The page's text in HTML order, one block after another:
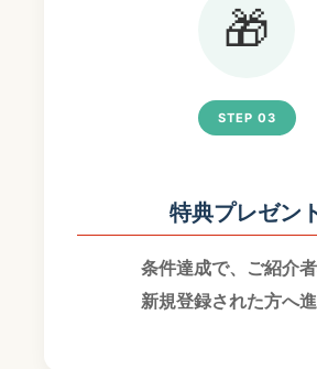
🎁
STEP 03
特典プレゼン
条件達成で、ご紹介者
新規登録された方へ進